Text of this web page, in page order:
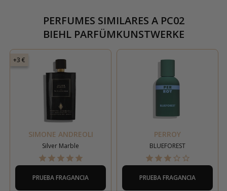
PERFUMES SIMILARES APC02
BIEHL PARFÜMKUNSTWERKE
+3 €
SIMONE ANDREOLI
Silver Marble
PRUEBA FRAGANCIA
PERROY
BLUEFOREST
PRUEBA FRAGANCIA